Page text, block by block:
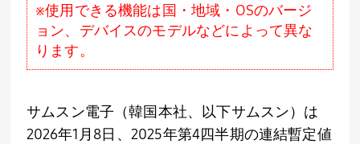
※使用できる機能は国・地域・OSのバージ
ョン、デバイスのモデルなどによって異な
ります。
サムスン電子（韓国本社、以下サムスン）は
2026年1 月 8日、 2025年第4四半期の連結暫定値